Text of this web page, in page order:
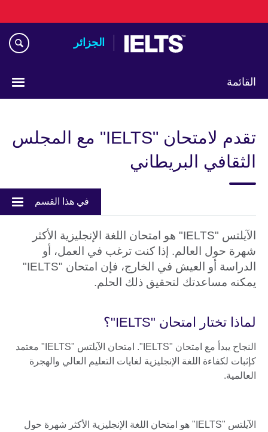
to
الجزائر
القائمة
language
تقدم لامتحان "IELTS" مع المجلس
الثقافي البريطاني
في هذا القسم
الآيلتس "IELTS" هو امتحان اللغة الإنجليزية الأكثر
شهرة حول العالم. إذا كنت ترغب في العمل، أو
الدراسة أو العيش في الخارج، فإن امتحان "IELTS"
يمكنه مساعدتك لتحقيق ذلك الحلم.
لماذا تختار امتحان "IELTS"؟
النجاح يبدأ مع امتحان "IELTS". امتحان الآيلتس "IELTS" معتمد
كإثبات لكفاءة اللغة الإنجليزية لغايات التعليم العالي والهجرة
العالمية.
الآيلتس "IELTS" هو امتحان اللغة الإنجليزية الأكثر شهرة حول